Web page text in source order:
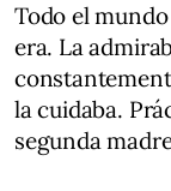
Todo el
era. La
la cuidaba.
segunda